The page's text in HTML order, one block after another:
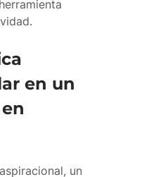
en un
un